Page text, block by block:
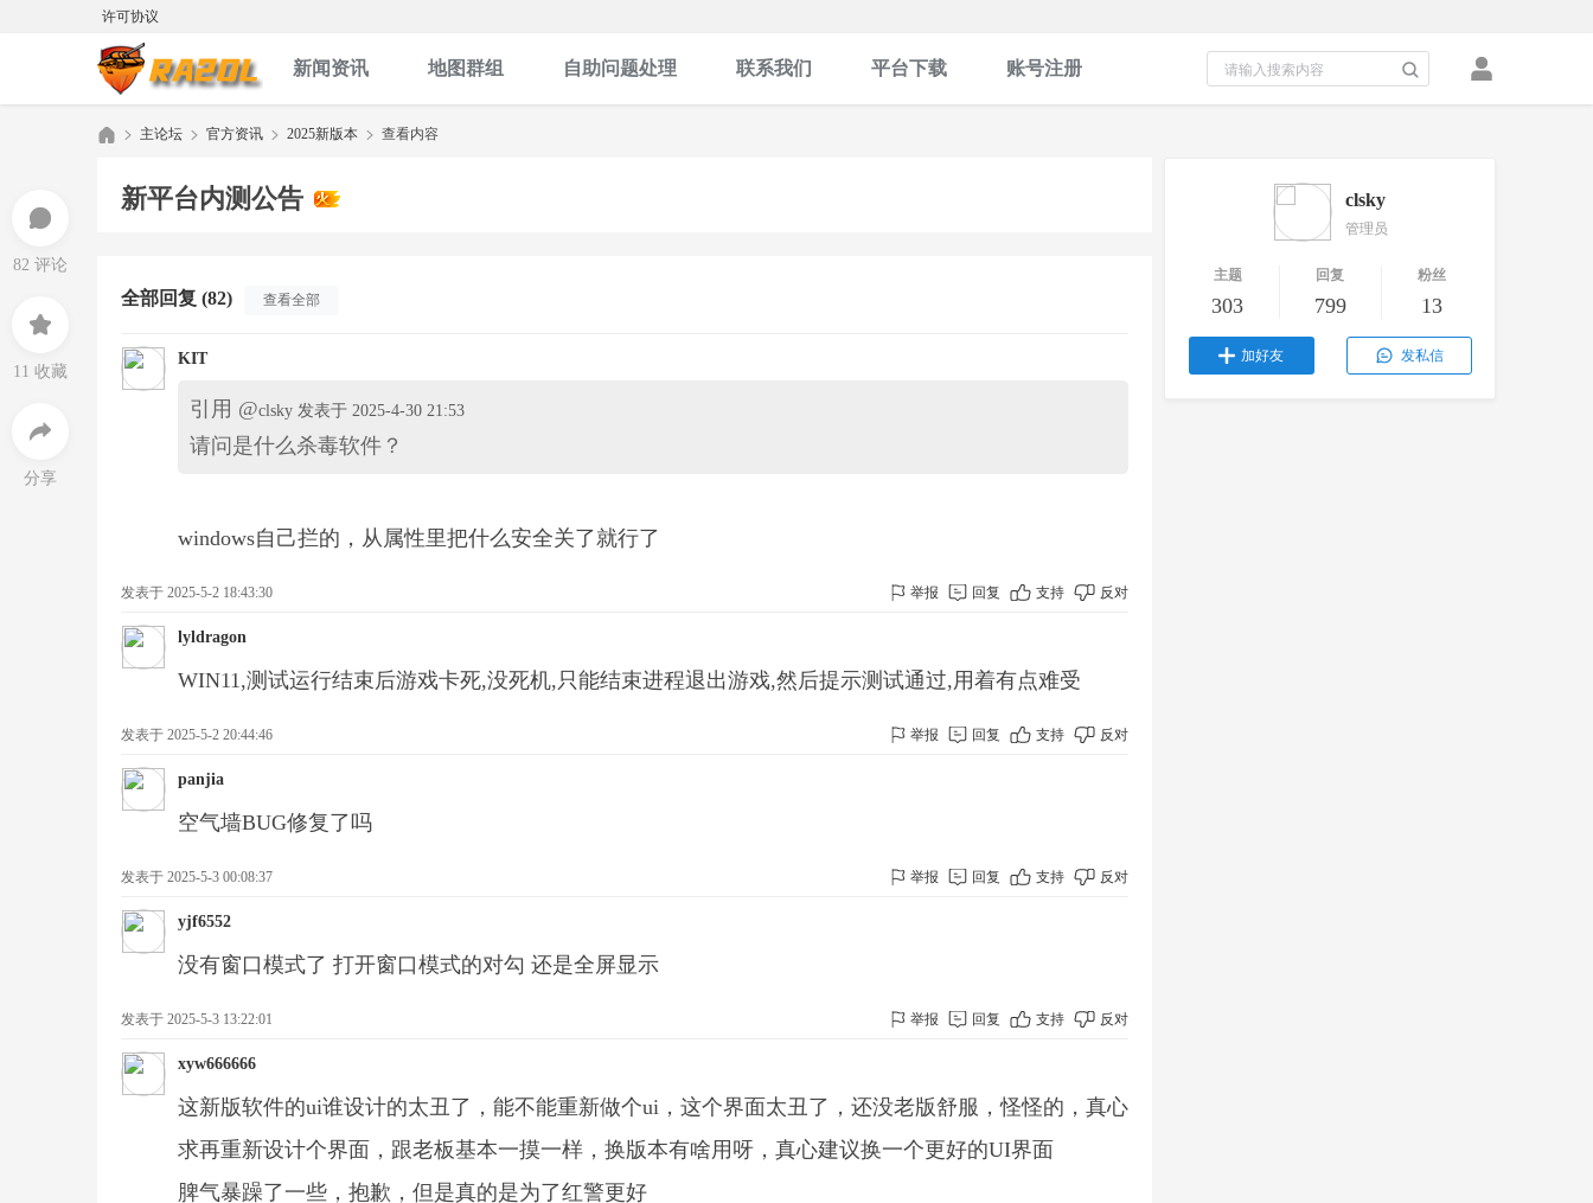
许可协议
新闻资讯 地图群组 自助问题处理 联系我们 平台下载 账号注册
主论坛 官方资讯 2025新版本 查看内容
82 评论
11 收藏
分享
新平台内测公告
全部回复 (82) 查看全部
KIT
引用 @clsky 发表于 2025-4-30 21:53
请问是什么杀毒软件？
windows自己拦的，从属性里把什么安全关了就行了
发表于 2025-5-2 18:43:30 举报 回复 支持 反对
lyldragon
WIN11,测试运行结束后游戏卡死,没死机,只能结束进程退出游戏,然后提示测试通过,用着有点难受
发表于 2025-5-2 20:44:46 举报 回复 支持 反对
panjia
空气墙BUG修复了吗
发表于 2025-5-3 00:08:37 举报 回复 支持 反对
yjf6552
没有窗口模式了 打开窗口模式的对勾 还是全屏显示
发表于 2025-5-3 13:22:01 举报 回复 支持 反对
xyw666666
这新版软件的ui谁设计的太丑了，能不能重新做个ui，这个界面太丑了，还没老版舒服，怪怪的，真心
求再重新设计个界面，跟老板基本一摸一样，换版本有啥用呀，真心建议换一个更好的UI界面
脾气暴躁了一些，抱歉，但是真的是为了红警更好
clsky
管理员
主题
303
回复
799
粉丝
13
加好友 发私信